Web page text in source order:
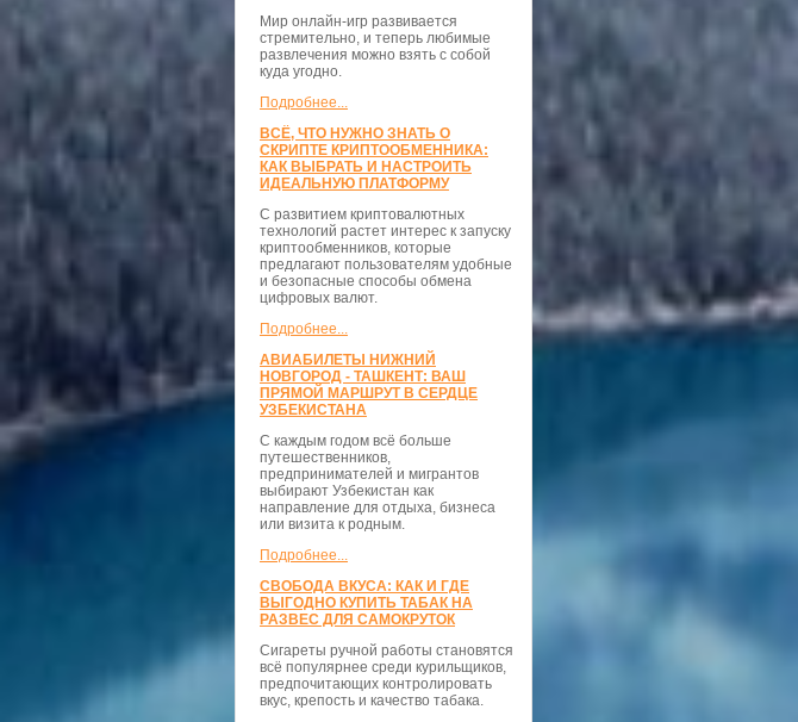
Мир онлайн-игр развивается
стремительно, и теперь любимые
развлечения можно взять с собой
куда угодно.
Подробнее...
ВСЁ, ЧТО НУЖНО ЗНАТЬ О
СКРИПТЕ КРИПТООБМЕННИКА:
КАК ВЫБРАТЬ И НАСТРОИТЬ
ИДЕАЛЬНУЮ ПЛАТФОРМУ
С развитием криптовалютных
технологий растет интерес к запуску
криптообменников, которые
предлагают пользователям удобные
и безопасные способы обмена
цифровых валют.
Подробнее...
АВИАБИЛЕТЫ НИЖНИЙ
НОВГОРОД - ТАШКЕНТ: ВАШ
ПРЯМОЙ МАРШРУТ В СЕРДЦЕ
УЗБЕКИСТАНА
С каждым годом всё больше
путешественников,
предпринимателей и мигрантов
выбирают Узбекистан как
направление для отдыха, бизнеса
или визита к родным.
Подробнее...
СВОБОДА ВКУСА: КАК И ГДЕ
ВЫГОДНО КУПИТЬ ТАБАК НА
РАЗВЕС ДЛЯ САМОКРУТОК
Сигареты ручной работы становятся
всё популярнее среди курильщиков,
предпочитающих контролировать
вкус, крепость и качество табака.